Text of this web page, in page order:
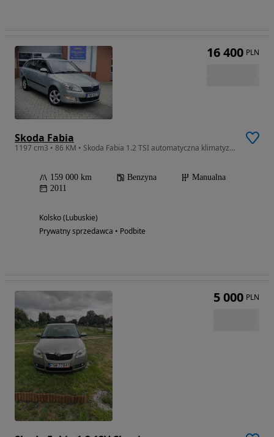
Skoda Fabia
1197 cm3 • 86 KM • Skoda Fabia 1.2 TSI automatyczna klimatyzacja, podgrzewane fotele, tem
159 000 km Benzyna
Manualna
2011
Kolsko (Lubuskie)
Prywatny sprzedawca • Podbite
16 400 PLN
5 000 PLN